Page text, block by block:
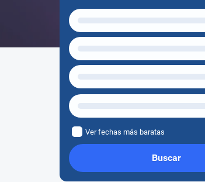
Ver fechas más baratas
Buscar